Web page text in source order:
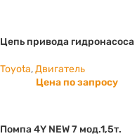
Цепь привода гидронасоса
Toyota,Двигатель
Цена по запросу
Помпа 4Y NEW 7 мод.1,5т.